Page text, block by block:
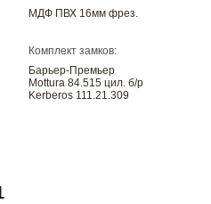
МДФ ПВХ 16мм фрез.
Комплект замков:
Барьер-Премьер
Mottura 84.515 цил. б/р
Kerberos 111.21.309